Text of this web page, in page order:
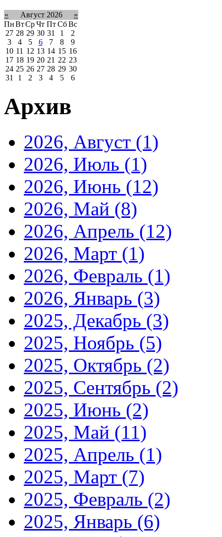
« Август 2026
»
ПнВтСрЧт Пт Сб Вс
27 28 29 30 31 1
2
3
4 5 6 7 8
9
10 11 12 13 14 15 16
17 18 19 20 21 22 23
24 25 26 27 28 29 30
31
1 2 3 4 5 6
Архив
2026, Август (1)
2026, Июль (1)
2026, Июнь (12)
2026, Май (8)
2026, Апрель (12)
2026, Март (1)
2026, Февраль (1)
2026, Январь (3)
2025, Декабрь (3)
2025, Ноябрь (5)
2025, Октябрь (2)
2025, Сентябрь (2)
2025, Июнь (2)
2025, Май (11)
2025, Апрель (1)
2025, Март (7)
2025, Февраль (2)
2025, Январь (6)